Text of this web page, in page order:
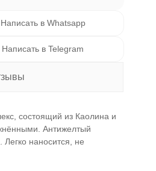
Написать в Whatsapp
Написать в Telegram
состоящий из Каолина и
Антижелтый
наносится, не